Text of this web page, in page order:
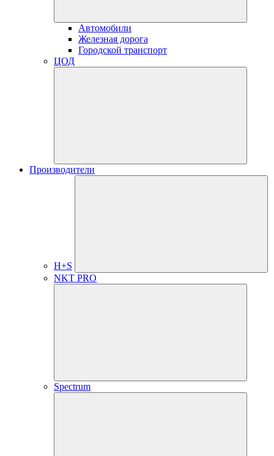
Автомобили
Железная дорога
Городской транспорт
ЦОД
Производители
H+S
NKT PRO
Spectrum